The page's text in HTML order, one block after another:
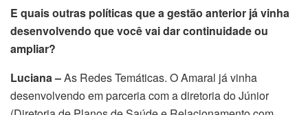
E quais outras políticas que a gestão anterior já vinha
desenvolvendo que você vai dar continuidade ou
ampliar?
Luciana –As Redes Temáticas. O Amaral já vinha
desenvolvendo em parceria com a diretoria do Júnior